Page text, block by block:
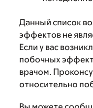
Данный список
эффектов не
Если у вас
побочных
врачом.
относительно